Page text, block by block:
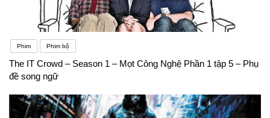
Phim Phim bộ
The IT Crowd – Season 1 – Mọt Công Nghệ Phần 1 tập 5 – Phụ
đề song ngữ